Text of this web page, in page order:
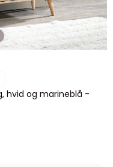
hvid og marineblå -